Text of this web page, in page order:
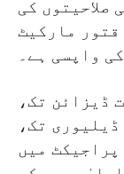
صلاحیتوں کی
مارکیٹ
کی واپسی ہے۔
ڈیزائن تک،
تک،
پراجیکٹ میں DAFANG CRANE کی شاندار